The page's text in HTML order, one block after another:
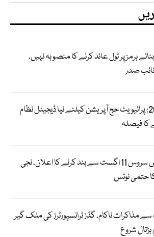
ہرمز پر ٹول عائد کرنے کا منصوبہ نہیں،
صدر
حج 2027: پرائیویٹ حج آپریشن کیلئے نیا ڈیجیٹل نظام
کا فیصلہ
میٹرو بس سروس 11 اگست سے بند کرنے کا اعلان، نجی
حتمی نوٹس
مذاکرات ناکام، گڈز ٹرانسپورٹرز کی ملک گیر
شروع